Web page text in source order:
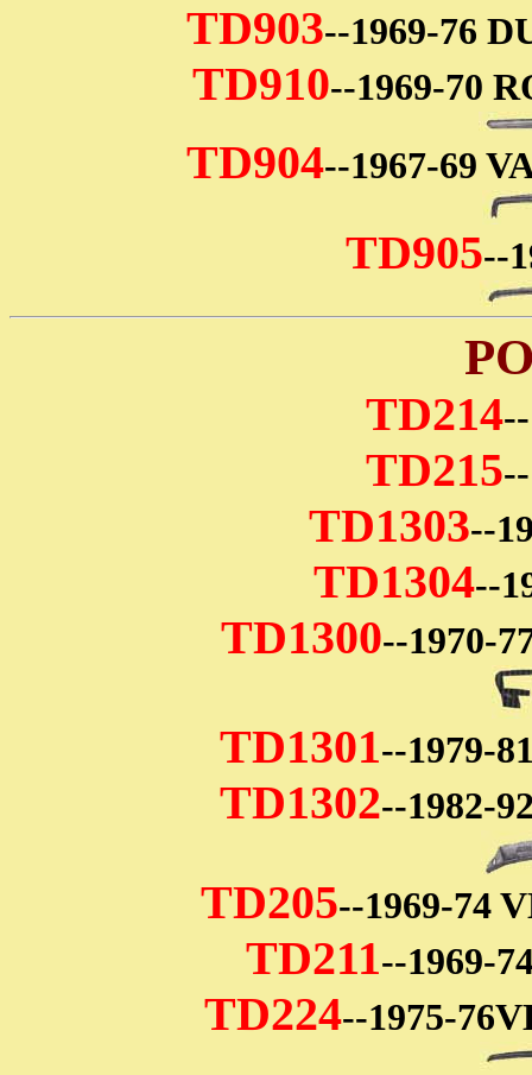
TD903--1969-76
TD910--1969-70
TD904--1967-69
TD905--
TD214
TD215
TD1303--
TD1304--
TD1300--1970-
TD1301--1979-
TD1302--1982-
TD205--1969-74
TD211--1969-
TD224--1975-